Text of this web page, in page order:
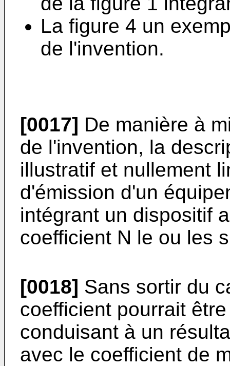
La figure 4 un
de l'invention.
[0017] De manière à
de l'invention, la
illustratif et nullement
d'émission d'un
intégrant un dispositif
coefficient N le ou les
[0018] Sans sortir du
coefficient pourrait
conduisant à un
avec le coefficient de